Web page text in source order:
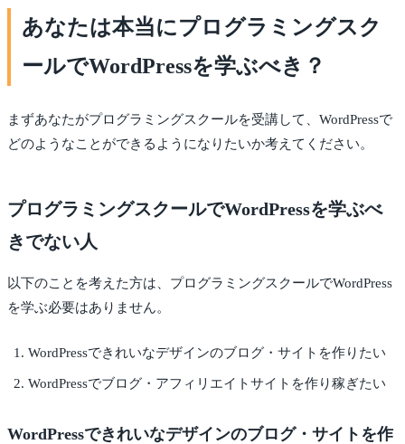
あなたは本当にプログラミングスク
ールでWordPressを学ぶべき？
まずあなたがプログラミングスクールを受講して、WordPressで
どのようなことができるようになりたいか考えてください。
プログラミングスクールでWordPressを学ぶべ
きでない人
以下のことを考えた方は、プログラミングスクールでWordPress
を学ぶ必要はありません。
WordPressできれいなデザインのブログ・サイトを作りたい
WordPressでブログ・アフィリエイトサイトを作り稼ぎたい
WordPressできれいなデザインのブログ・サイトを作